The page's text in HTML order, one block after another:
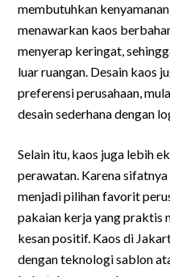
membutuhkan
menawarkan kaos
menyerap keringat,
luar ruangan. Desain kaos
preferensi perusahaan,
desain sederhana dengan
Selain itu, kaos juga lebih
perawatan. Karena
menjadi pilihan favorit
pakaian kerja yang praktis
kesan positif. Kaos di
dengan teknologi sablon